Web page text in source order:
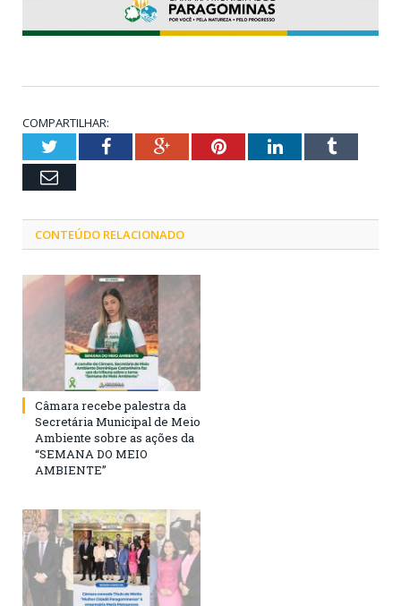
COMPARTILHAR:
TwitterFacebookGoogle+PinterestLinkedInTumblr
Email
CONTEÚDO RELACIONADO
Câmara recebe palestra da
Secretária Municipal de Meio
Ambiente sobre as ações da
“SEMANA DO MEIO
AMBIENTE”